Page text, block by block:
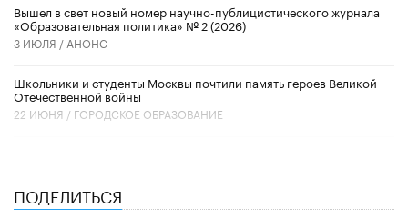
Вышел в свет новый номер научно-публицистического журнала
«Образовательная политика» № 2 (2026)
3 ИЮЛЯ / АНОНС
Школьники и студенты Москвы почтили память героев Великой
Отечественной войны
22 ИЮНЯ / ГОРОДСКОЕ ОБРАЗОВАНИЕ
ПОДЕЛИТЬСЯ